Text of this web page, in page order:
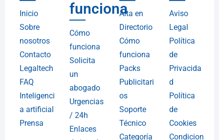
Inicio
Sobre
nosotros
Contacto
Legaltech
FAQ
Inteligenci
a artificial
Prensa
funciona
Cómo
funciona
Solicita
un
abogado
Urgencias
/ 24h
Enlaces
Alta en
Directorio
Cómo
funciona
Packs
Publicitari
os
Soporte
Técnico
Categoría
Aviso
Legal
Política
de
Privacida
d
Política
de
Cookies
Condicion